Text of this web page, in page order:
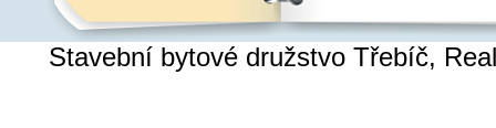
Stavební bytové družstvo Třebíč,